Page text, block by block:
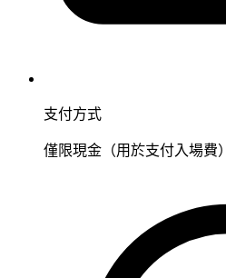
支付方式
僅限現金（用於支付入場費）